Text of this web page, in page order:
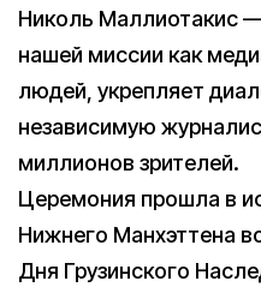
Николь Маллиотакис
нашей миссии как
людей, укрепляет
независимую
миллионов зрителей.
Церемония прошла в
Нижнего Манхэттена
Дня Грузинского